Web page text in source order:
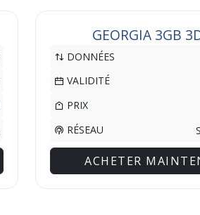
GEORGIA 3GB
DONNÉES
VALIDITÉ
PRIX
RÉSEAU
ACHETER